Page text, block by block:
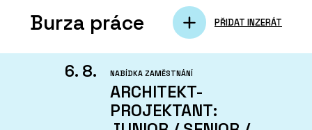
Burza práce PŘIDAT INZERÁT
6. 8. NABÍDKA ZAMĚSTNÁNÍ
ARCHITEKT-
PROJEKTANT: